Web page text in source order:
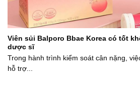
Viên sủi Balporo Bbae Korea có tốt
dược sĩ
Trong hành trình kiểm soát cân nặng,
hỗ trợ...